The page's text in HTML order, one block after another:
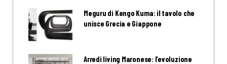
Meguru di Kengo Kuma: il tavolo che
unisce Grecia e Giappone
Arredi living Maronese: l’evoluzione